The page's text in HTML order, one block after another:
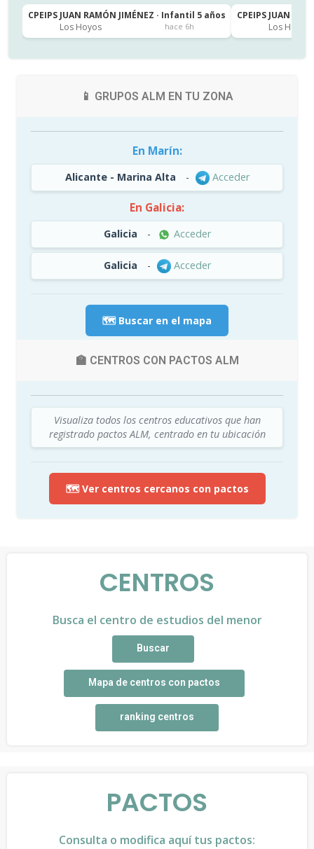
CPEIPS JUAN RAMÓN JIMÉNEZ · Infantil 5 años
Los Hoyos
hace 6h
CPEIPS JUAN
Los Hoyos
📱 GRUPOS ALM EN TU ZONA
En Marín:
Alicante - Marina Alta - Acceder
En Galicia:
Galicia - Acceder
Galicia - Acceder
🗺️ Buscar en el mapa
🏫 CENTROS CON PACTOS ALM
Visualiza todos los centros educativos que han
registrado pactos ALM, centrado en tu ubicación
🗺️ Ver centros cercanos con pactos
CENTROS
Busca el centro de estudios del menor
Buscar
Mapa de centros con pactos
ranking centros
PACTOS
Consulta o modifica aquí tus pactos: